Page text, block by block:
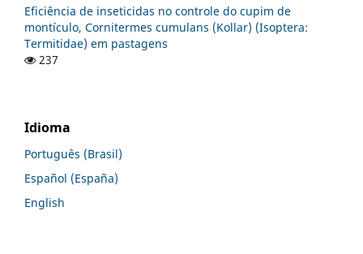
Eficiência de inseticidas no controle do cupim de
montículo, Cornitermes cumulans (Kollar) (Isoptera:
Termitidae) em pastagens
237
Idioma
Português (Brasil)
Español (España)
English